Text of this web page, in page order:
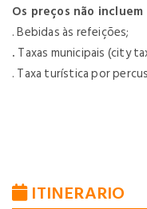
Os preços não incluem
. Bebidas às refeições;
. Taxas municipais (city
. Taxa turística por
ITINERARIO